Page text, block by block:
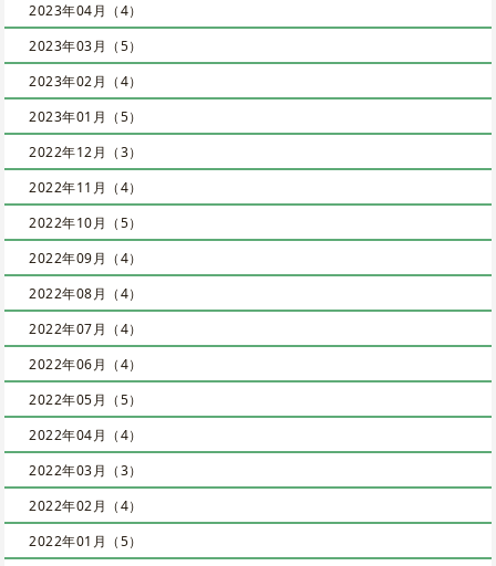
2023年04月（4）
2023年03月（5）
2023年02月（4）
2023年01月（5）
2022年12月（3）
2022年11月（4）
2022年10月（5）
2022年09月（4）
2022年08月（4）
2022年07月（4）
2022年06月（4）
2022年05月（5）
2022年04月（4）
2022年03月（3）
2022年02月（4）
2022年01月（5）